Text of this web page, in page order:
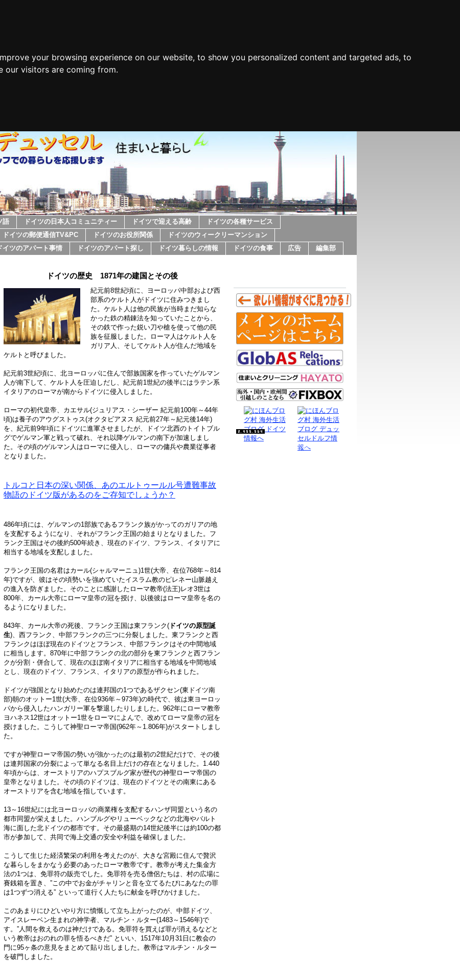
your browsing experience on our website, to show you personalized content and targeted ads, to
our visitors are coming from.
語 ドイツの日本人コミュニティー ドイツで迎える高齢
ドイツの各種サービス
ドイツの郵便通信TV&PC ドイツのお役所関係
ドイツのウィークリーマンション
イツのアパート事情 ドイツのアパート探し ドイツ暮らしの情報 ドイツの食事 広告 編集部
ドイツの歴史 1871年の建国とその後
紀元前8世紀頃に、ヨーロッパ中部および西
部系のケルト人がドイツに住みつきまし
た。ケルト人は他の民族が当時まだ知らな
かった鉄の精錬法を知っていたことから、
その鉄で作った鋭い刀や槍を使って他の民
族を征服しました。ローマ人はケルト人を
ガリア人、そしてケルト人が住んだ地域を
ケルトと呼びました。
紀元前3世紀頃に、北ヨーロッパに住んで部族国家を作っていたゲルマン
人が南下して、ケルト人を圧迫しだし、紀元前1世紀の後半にはラテン系
イタリアのローマが南からドイツに侵入しました。
ローマの初代皇帝、カエサル(ジュリアス・シーザー 紀元前100年～44年
頃)は養子のアウグストゥス(オクタビアヌス 紀元前27年～紀元後14年)
を、紀元前9年頃にドイツに進軍させましたが、ドイツ北西のトイトブル
グでゲルマン軍と戦って破れ、それ以降ゲルマンの南下が加速しまし
た。 その頃のゲルマン人はローマに侵入し、ローマの傭兵や農業従事者
となりました。
トルコと日本の深い関係、あのエルトゥールル号遭難事故
物語のドイツ版があるのをご存知でしょうか？
486年頃には、ゲルマンの1部族であるフランク族がかってのガリアの地
を支配するようになり、それがフランク王国の始まりとなりました。フ
ランク王国はその後約500年続き、現在のドイツ、フランス、イタリアに
相当する地域を支配しました。
フランク王国の名君はカール(シャルマーニュ)1世(大帝、在位768年～814
年)ですが、彼はその頃勢いを強めていたイスラム教のピレネー山脈越え
の進入を防ぎました。そのことに感謝したローマ教帝(法王)レオ3世は
800年、カール大帝にローマ皇帝の冠を授け、以後彼はローマ皇帝を名の
るようになりました。
843年、カール大帝の死後、フランク王国は東フランク( ドイツの原型誕
生)、西フランク、中部フランクの三つに分裂しました。東フランクと西
フランクはほぼ現在のドイツとフランス、中部フランクはその中間地域
に相当します。 870年に中部フランクの北の部分を東フランクと西フラン
クが分割・併合して、現在のほぼ南イタリアに相当する地域を中間地域
とし、現在のドイツ、フランス、イタリアの原型が作られました。
ドイツが強国となり始めたのは連邦国の1つであるザクセン(東ドイツ南
部)朝のオットー1世(大帝、在位936年～973年)の時代で、彼は東ヨーロッ
パから侵入したハンガリー軍を撃退したりしました。 962年にローマ教帝
ヨハネス12世はオットー1世をローマによんで、改めてローマ皇帝の冠を
授けました。こうして神聖ローマ帝国(962年～ 1.806年)がスタートしまし
た。
ですが神聖ローマ帝国の勢いが強かったのは最初の2世紀だけで、その後
は連邦国家の分裂によって単なる名目上だけの存在となりました。 1.440
年頃からは、オーストリアのハプスブルグ家が歴代の神聖ローマ帝国の
皇帝となりました。その頃のドイツは、現在のドイツとその南東にある
オーストリアを含む地域を指しています。
13～ 16世紀には北ヨーロッパの商業権を支配するハンザ同盟という名の
都市同盟が栄えました。ハンブルグやリューベックなどの北海やバルト
海に面した北ドイツの都市です。その最盛期の14世紀後半には約100の都
市が参加して、共同で海上交通の安全や利益を確保しました。
こうして生じた経済繁栄の利用を考えたのが、大きな宮殿に住んで贅沢
な暮らしをまかなう必要のあったローマ教帝です。教帝が考えた集金方
法の1つは、免罪符の販売でした。免罪符を売る僧侶たちは、村の広場に
賽銭箱を置き、 ”この中でお金がチャリンと音を立てるたびにあなたの罪
は1つずつ消える” といって道行く人たちに献金を呼びかけました。
このあまりにひどいやり方に憤慨して立ち上がったのが、中部ドイツ、
アイスレーベン生まれの神学者、マルチン・ルター(1483～ 1546年)で
す。 ”人間を救えるのは神だけである。免罪符を買えば罪が消えるなどと
いう教帝はおのれの罪を悟るべきだ” といい、 1517年10月 31 日に教会の
門に95ヶ条の意見をまとめて貼り出しました。教帝はマルチン・ルター
を破門しました。
Since 9.Feb.2016